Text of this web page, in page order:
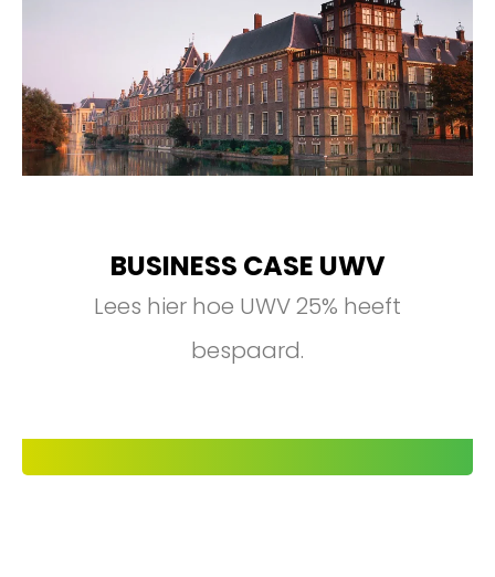
BUSINESS CASE UWV
Lees hier hoe UWV 25% heeft
bespaard.